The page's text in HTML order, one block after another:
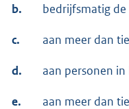
b. bedrijfsmatig
c. aan meer dan
d. aan personen
e.
aan meer dan